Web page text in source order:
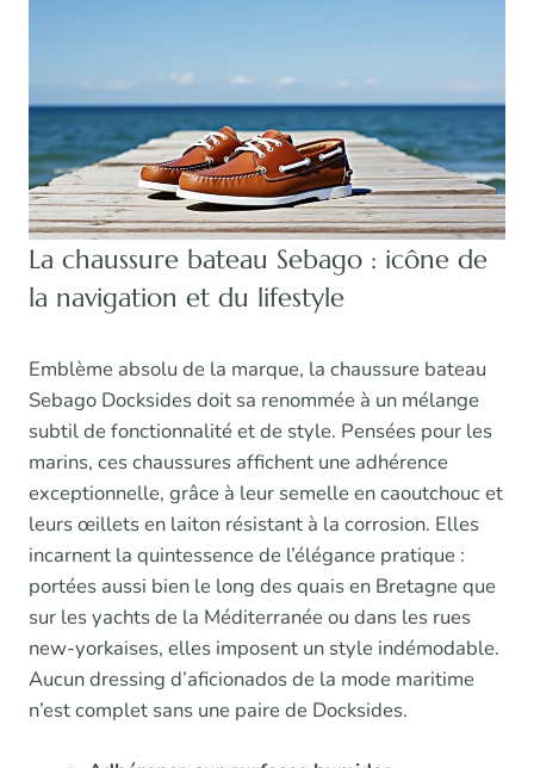
La chaussure bateau Sebago : icône de
la navigation et du lifestyle
Emblème absolu de la marque, la chaussure bateau
Sebago Docksides doit sa renommée à un mélange
subtil de fonctionnalité et de style. Pensées pour les
marins, ces chaussures affichent une adhérence
exceptionnelle, grâce à leur semelle en caoutchouc et
leurs œillets en laiton résistant à la corrosion. Elles
incarnent la quintessence de l’élégance pratique :
portées aussi bien le long des quais en Bretagne que
sur les yachts de la Méditerranée ou dans les rues
new-yorkaises, elles imposent un style indémodable.
Aucun dressing d’aficionados de la mode maritime
n’est complet sans une paire de Docksides.